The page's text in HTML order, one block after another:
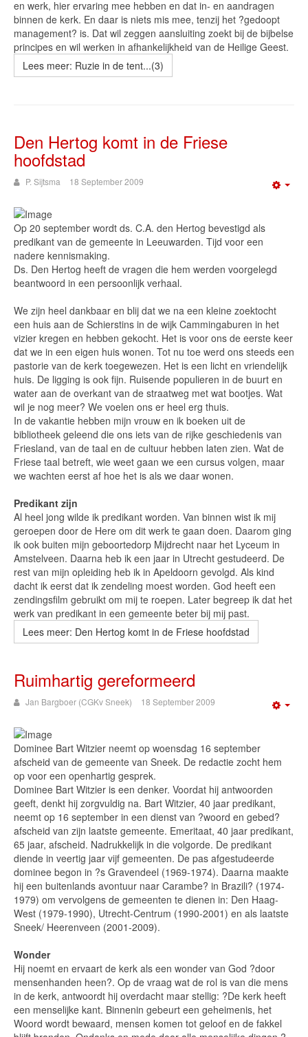
en werk, hier ervaring mee hebben en dat in- en aandragen
binnen de kerk. En daar is niets mis mee, tenzij het ?gedoopt
management? is. Dat wil zeggen aansluiting zoekt bij de bijbelse
principes en wil werken in afhankelijkheid van de Heilige Geest.
Lees meer: Ruzie in de tent...(3)
Den Hertog komt in de Friese
hoofdstad
P. Sijtsma 18 September 2009
Op 20 september wordt ds. C.A. den Hertog bevestigd als
predikant van de gemeente in Leeuwarden. Tijd voor een
nadere kennismaking.
Ds. Den Hertog heeft de vragen die hem werden voorgelegd
beantwoord in een persoonlijk verhaal.
We zijn heel dankbaar en blij dat we na een kleine zoektocht
een huis aan de Schierstins in de wijk Cammingaburen in het
vizier kregen en hebben gekocht. Het is voor ons de eerste keer
dat we in een eigen huis wonen. Tot nu toe werd ons steeds een
pastorie van de kerk toegewezen. Het is een licht en vriendelijk
huis. De ligging is ook fijn. Ruisende populieren in de buurt en
water aan de overkant van de straatweg met wat bootjes. Wat
wil je nog meer? We voelen ons er heel erg thuis.
In de vakantie hebben mijn vrouw en ik boeken uit de
bibliotheek geleend die ons iets van de rijke geschiedenis van
Friesland, van de taal en de cultuur hebben laten zien. Wat de
Friese taal betreft, wie weet gaan we een cursus volgen, maar
we wachten eerst af hoe het is als we daar wonen.
Predikant zijn
Al heel jong wilde ik predikant worden. Van binnen wist ik mij
geroepen door de Here om dit werk te gaan doen. Daarom ging
ik ook buiten mijn geboortedorp Mijdrecht naar het Lyceum in
Amstelveen. Daarna heb ik een jaar in Utrecht gestudeerd. De
rest van mijn opleiding heb ik in Apeldoorn gevolgd. Als kind
dacht ik eerst dat ik zendeling moest worden. God heeft een
zendingsfilm gebruikt om mij te roepen. Later begreep ik dat het
werk van predikant in een gemeente beter bij mij past.
Lees meer: Den Hertog komt in de Friese hoofdstad
Ruimhartig gereformeerd
Jan Bargboer (CGKv Sneek) 18 September 2009
Dominee Bart Witzier neemt op woensdag 16 september
afscheid van de gemeente van Sneek. De redactie zocht hem
op voor een openhartig gesprek.
Dominee Bart Witzier is een denker. Voordat hij antwoorden
geeft, denkt hij zorgvuldig na. Bart Witzier, 40 jaar predikant,
neemt op 16 september in een dienst van ?woord en gebed?
afscheid van zijn laatste gemeente. Emeritaat, 40 jaar predikant,
65 jaar, afscheid. Nadrukkelijk in die volgorde. De predikant
diende in veertig jaar vijf gemeenten. De pas afgestudeerde
dominee begon in ?s Gravendeel (1969-1974). Daarna maakte
hij een buitenlands avontuur naar Carambe? in Brazili? (1974-
1979) om vervolgens de gemeenten te dienen in: Den Haag-
West (1979-1990), Utrecht-Centrum (1990-2001) en als laatste
Sneek/ Heerenveen (2001-2009).
Wonder
Hij noemt en ervaart de kerk als een wonder van God ?door
mensenhanden heen?. Op de vraag wat de rol is van die mens
in de kerk, antwoordt hij overdacht maar stellig: ?De kerk heeft
een menselijke kant. Binnenin gebeurt een geheimenis, het
Woord wordt bewaard, mensen komen tot geloof en de fakkel